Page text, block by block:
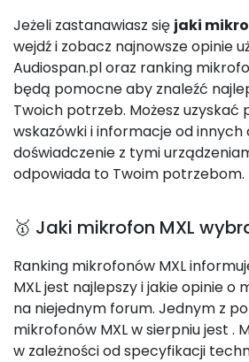
Jeżeli zastanawiasz się jaki
wejdź i zobacz najnowsze opinie
Audiospan.pl oraz ranking
będą pomocne aby znaleźć
Twoich potrzeb. Możesz uzyskać
wskazówki i informacje od innych
doświadczenie z tymi
odpowiada to Twoim potrzebom.
🥇 Jaki mikrofon MXL
Ranking mikrofonów MXL
MXL jest najlepszy i jakie opinie o
na niejednym forum. Jednym z
mikrofonów MXL w sierpniu jest .
w zależności od specyfikacji